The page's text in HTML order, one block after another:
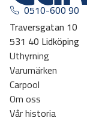
0510-600 90
Traversgatan 10
531 40 Lidköping
Uthyrning
Varumärken
Carpool
Om oss
Vår historia